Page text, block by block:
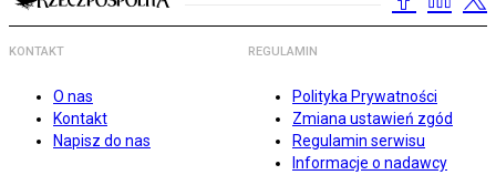
KONTAKT
O nas
Kontakt
Napisz do nas
REGULAMIN
Polityka Prywatności
Zmiana ustawień zgód
Regulamin serwisu
Informacje o nadawcy